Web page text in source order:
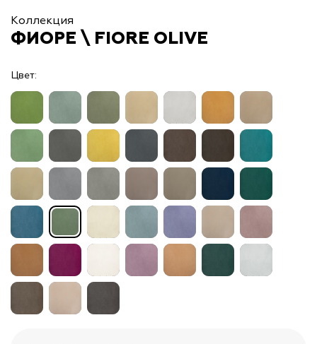
Коллекция
ФИОРЕ \ FIORE OLIVE
Цвет: